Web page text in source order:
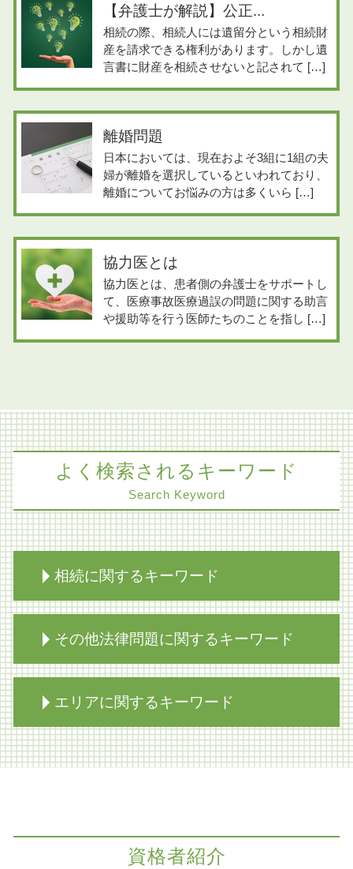
【弁護士が解説】公正...
相続の際、相続人には遺留分という相続財
産を請求できる権利があります。しかし遺
言書に財産を相続させないと記されて […]
離婚問題
日本においては、現在およそ3組に1組の夫
婦が離婚を選択しているといわれており、
離婚についてお悩みの方は多くいら […]
協力医とは
協力医とは、患者側の弁護士をサポートし
て、医療事故医療過誤の問題に関する助言
や援助等を行う医師たちのことを指し […]
よく検索されるキーワード
Search Keyword
相続に関するキーワード
家族信託 不動産
相続 生前対策 相談
限定承認 手続き 流れ
限定承認 費用 弁護士
限定承認 わかりやすく
相続 不動産
限定承認 弁護士
遺言書 検認 申立
その他法律問題に関するキーワード
コンプライアンス パワハラ
医療過誤 延命
労働問題 長時間労働
医療過誤 被害者の会
エリアに関するキーワード
法律問題 京都市 弁護士
相続放棄 神戸市 弁護士
労働問題 奈良市 弁護士
資格者紹介